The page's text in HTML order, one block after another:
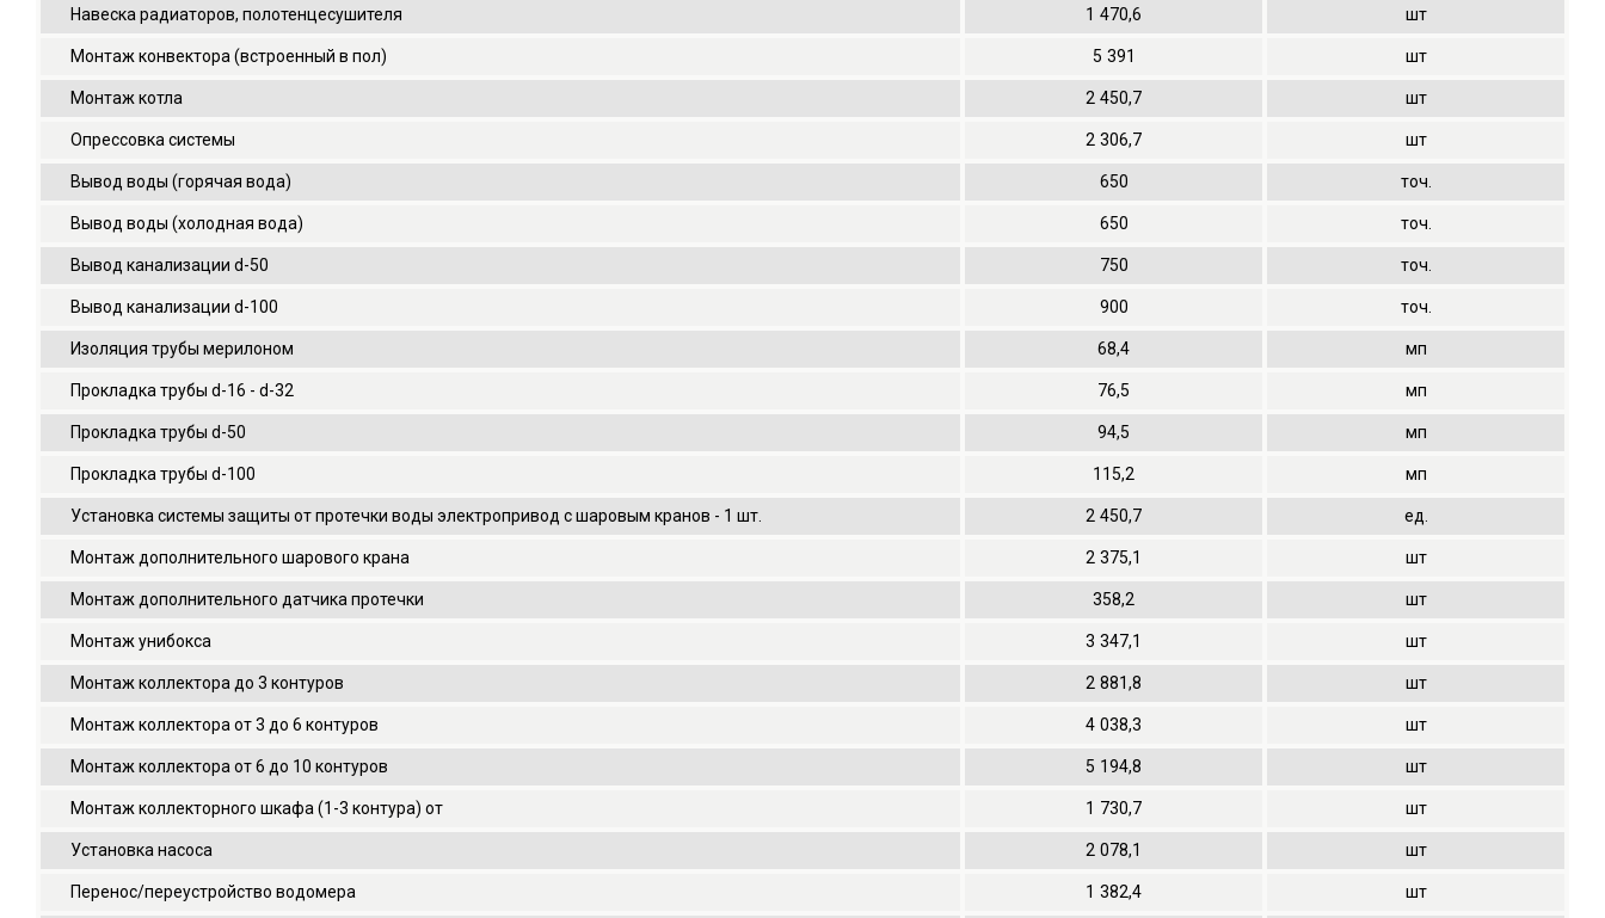
Навеска радиаторов, полотенцесушителя 1 470,6 шт
Монтаж конвектора (встроенный в пол) 5 391 шт
Монтаж котла 2 450,7 шт
Опрессовка системы 2 306,7 шт
Вывод воды (горячая вода) 650 точ.
Вывод воды (холодная вода) 650 точ.
Вывод канализации d-50 750 точ.
Вывод канализации d-100 900 точ.
Изоляция трубы мерилоном 68,4 мп
Прокладка трубы d-16 - d-32 76,5 мп
Прокладка трубы d-50 94,5 мп
Прокладка трубы d-100 115,2 мп
Установка системы защиты от протечки воды электропривод с шаровым кранов - 1 шт. 2 450,7 ед.
Монтаж дополнительного шарового крана 2 375,1 шт
Монтаж дополнительного датчика протечки 358,2 шт
Монтаж унибокса 3 347,1 шт
Монтаж коллектора до 3 контуров 2 881,8 шт
Монтаж коллектора от 3 до 6 контуров 4 038,3 шт
Монтаж коллектора от 6 до 10 контуров 5 194,8 шт
Монтаж коллекторного шкафа (1-3 контура) от 1 730,7 шт
Установка насоса 2 078,1 шт
Перенос/переустройство водомера 1 382,4 шт